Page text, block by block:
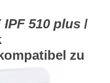
IPF 510 plus /
zu